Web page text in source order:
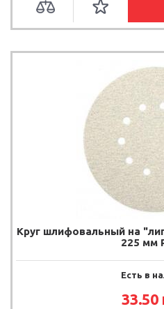
Круг шлифовальный на
225 мм
Есть в
33.50